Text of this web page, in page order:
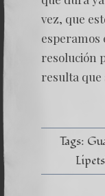
vez, que
esperamos
resolución
resulta
Tags: